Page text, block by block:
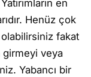
Yatırımların en
Henüz çok
fakat
girmeyi veya
Yabancı bir